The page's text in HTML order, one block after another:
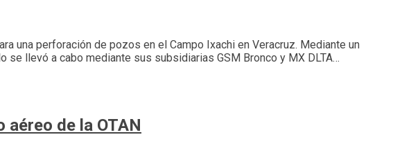
una perforación de pozos en el Campo Ixachi en Veracruz. Mediante un
se llevó a cabo mediante sus subsidiarias GSM Bronco y MX DLTA…
de la OTAN